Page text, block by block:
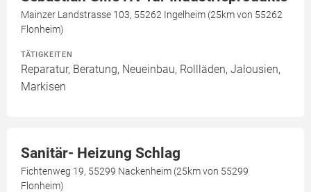
Mainzer Landstrasse 103, 55262 Ingelheim (25km von 55262
Flonheim)
TÄTIGKEITEN
Reparatur, Beratung, Neueinbau, Rollläden, Jalousien,
Markisen
Sanitär- Heizung Schlag
Fichtenweg 19, 55299 Nackenheim (25km von 55299
Flonheim)